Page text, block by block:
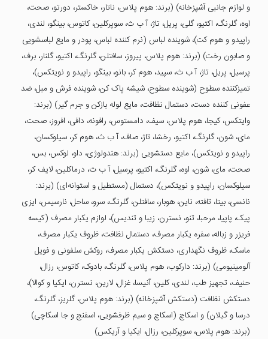
و لوازم جانبی آشپزخانه) (برند: هوم پلاس، ناتار، خاکستر، دورتو، صحت،
اوه، گلرنگ، اکتیو، گلی، پریل، تاژ، آ ب ث، سوپرکلین، کاتوس، بینگو، لندی،
راپیدو و هوم کت)، شوینده لباس (نرم کننده لباس، پودر و مایع لباسشویی
و صابون رخت) (برند: هوم پلاس، پیروز، سافتلن، گلرنگ، اکتیو، گلنار، برف،
پرسیل، پریل، تاژ، آ ب ث، سپید، هوم کر، بانو، بینگو، راپیدو و نویتکس)،
تمیزکننده سطوح (شوینده سطوح، شیشه پاک کن، شوینده فرش و مبل، ضد
عفونی کننده دست، دستمال نظافت، مایع لوله بازکن و جرم گیر) (برند:
وایتکس، کیجا، هوم پلاس، سیف، دامستوس، رافونه، دافی، افروز، صحت،
مای، شون، گلرنگ، اکتیو، رخشا، تاژ، صاف، آ ب ث، هوم کر، سیلوکسان،
راپیدو و نویتکس)، مایع دستشویی (برند: هندولوژی، داو، لوکس، بس،
صحت، مای، شون، اوه، گلرنگ، اکتیو، پرسیل، آ ب ث، درماکلین، لایف کر،
سیلوکسان، راپیدو و نویتکس)، دستمال (مستطیل و استوانه‌ای) (برند:
نانسی، بیتا، تافته، ناین، هوبار، سافتلن، گلرنگ، سرو، ساحل، نارسیس، ایزی
پیک، پاپیا، مرحبا، تنو، نسترن، زیبا و تندیس)، لوازم یکبار مصرف (کیسه
فریزر و زباله، سفره یکبار مصرف، دستمال نظافت، ظروف یکبار مصرف،
ماسک، ظروف نگهداری، دستکش یکبار مصرف، روکش سلفونی و فویل
آلومینیومی) (برند: دارکوب، هوم پلاس، گلرنگ، بادوک، کاتوس، رزال،
حنیف، تجهیز طب، لندی، کلین، آنیسا، غزال، لارین، نسترن، ایکیا و کوالا)،
دستکش نظافت (دستکش آشپزخانه) (برند: هوم پلاس، گلریز، گلرنگ،
درسا و گیلان) و اسکاچ (اسکاچ و سیم ظرفشویی، اسفنج و جا اسکاچی)
(برند: هوم پلاس، سوپرکلین، رزال، ایکیا و آریکس)